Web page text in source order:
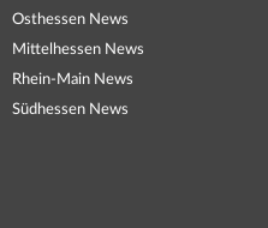
Osthessen News
Mittelhessen News
Rhein-Main News
Südhessen News